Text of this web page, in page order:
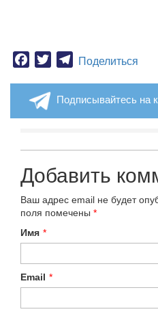
Facebook
TwitterTelegram
Поделиться
Подписывайтесь на
Добавить
Ваш адрес email не будет
поля помечены *
Имя *
Email *